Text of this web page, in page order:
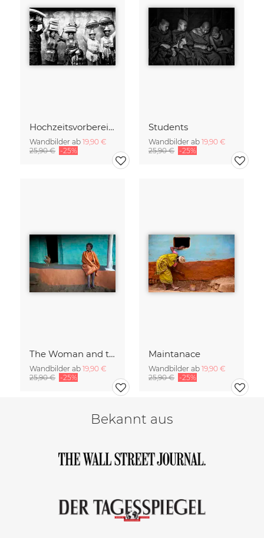
Hochzeitsvorbereitungen
Wandbilder ab 19,90 €
25,90 € -25%
Students
Wandbilder ab 19,90 €
25,90 € -25%
The Woman and the Chicken
Wandbilder ab 19,90 €
25,90 € -25%
Maintanace
Wandbilder ab 19,90 €
25,90 € -25%
Bekannt aus